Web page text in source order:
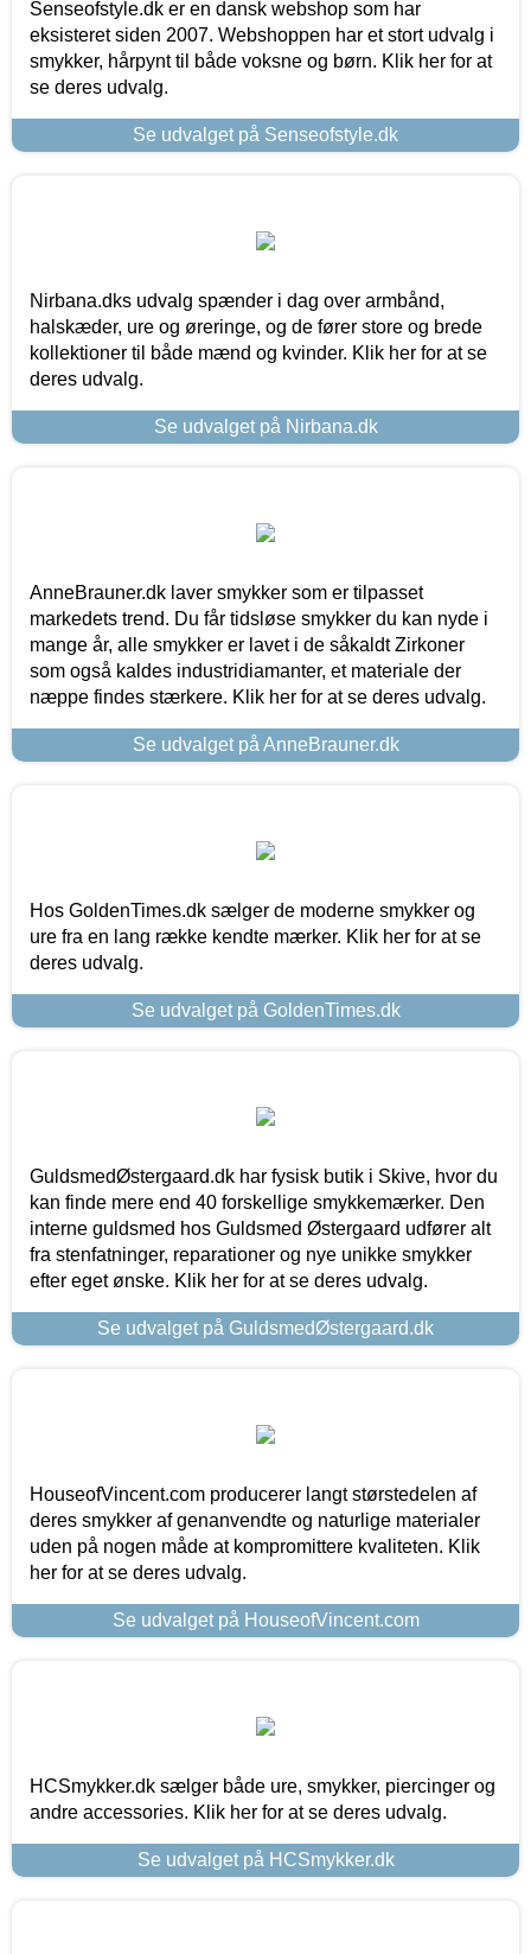
Senseofstyle.dk er en dansk webshop som har
eksisteret siden 2007. Webshoppen har et stort udvalg i
smykker, hårpynt til både voksne og børn. Klik her for at
se deres udvalg.
Se udvalget på Senseofstyle.dk
Nirbana.dks udvalg spænder i dag over armbånd,
halskæder, ure og øreringe, og de fører store og brede
kollektioner til både mænd og kvinder. Klik her for at se
deres udvalg.
Se udvalget på Nirbana.dk
AnneBrauner.dk laver smykker som er tilpasset
markedets trend. Du får tidsløse smykker du kan nyde i
mange år, alle smykker er lavet i de såkaldt Zirkoner
som også kaldes industridiamanter, et materiale der
næppe findes stærkere. Klik her for at se deres udvalg.
Se udvalget på AnneBrauner.dk
Hos GoldenTimes.dk sælger de moderne smykker og
ure fra en lang række kendte mærker. Klik her for at se
deres udvalg.
Se udvalget på GoldenTimes.dk
GuldsmedØstergaard.dk har fysisk butik i Skive, hvor du
kan finde mere end 40 forskellige smykkemærker. Den
interne guldsmed hos Guldsmed Østergaard udfører alt
fra stenfatninger, reparationer og nye unikke smykker
efter eget ønske. Klik her for at se deres udvalg.
Se udvalget på GuldsmedØstergaard.dk
HouseofVincent.com producerer langt størstedelen af
deres smykker af genanvendte og naturlige materialer
uden på nogen måde at kompromittere kvaliteten. Klik
her for at se deres udvalg.
Se udvalget på HouseofVincent.com
HCSmykker.dk sælger både ure, smykker, piercinger og
andre accessories. Klik her for at se deres udvalg.
Se udvalget på HCSmykker.dk